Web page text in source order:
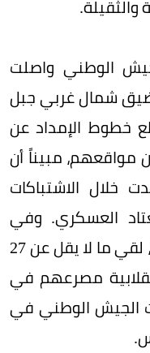
الوطني واصلت
شمال غربي جبل
خطوط الإمداد عن
مبيناً أن
خلال الاشتباكات
العسكري. وفي
محافظة الضالع (جنوبي اليمن)، لقي ما لا يقل عن 27
مصرعهم في
الجيش الوطني في